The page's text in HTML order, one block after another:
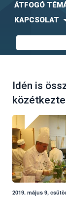
ÁTFOGÓ
KAPCSOLAT
Idén is
2019. május 9,